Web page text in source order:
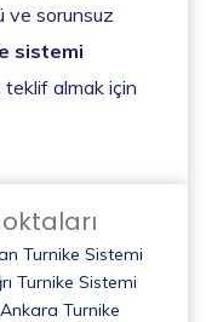
ve sorunsuz
sistemi
teklif almak için
Turnike Sistemi
Turnike Sistemi
Ankara Turnike